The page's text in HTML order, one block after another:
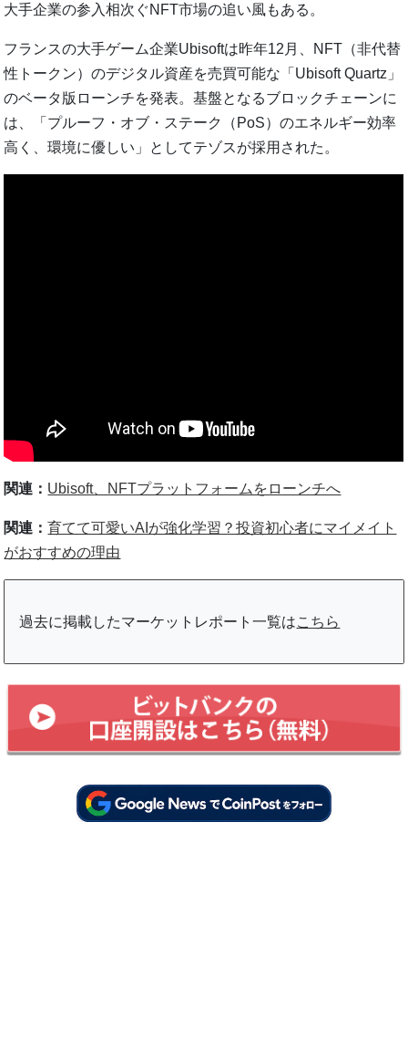
大手企業の参入相次ぐNFT市場の追い風もある。
フランスの大手ゲーム企業Ubisoftは昨年12月、NFT（非代替
性トークン）のデジタル資産を売買可能な「Ubisoft Quartz」
のベータ版ローンチを発表。基盤となるブロックチェーンに
は、「プルーフ・オブ・ステーク（PoS）のエネルギー効率
高く、環境に優しい」としてテゾスが採用された。
関連： Ubisoft、NFTプラットフォームをローンチへ
関連：育てて可愛いAIが強化学習？投資初心者にマイメイト
がおすすめの理由
過去に掲載したマーケットレポート一覧はこちら